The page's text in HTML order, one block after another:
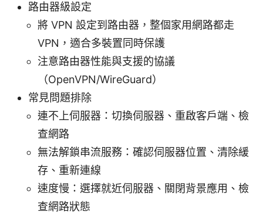
路由器級設定
將 VPN 設定到路由器，整個家用網路都走
VPN，適合多裝置同時保護
注意路由器性能與支援的協議
（OpenVPN/WireGuard）
常見問題排除
連不上伺服器：切換伺服器、重啟客戶端、檢
查網路
無法解鎖串流服務：確認伺服器位置、清除緩
存、重新連線
速度慢：選擇就近伺服器、關閉背景應用、檢
查網路狀態